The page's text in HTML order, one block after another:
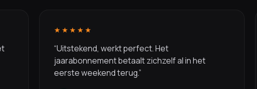
★★★★★
“Uitstekend, werkt perfect. Het
jaarabonnement betaalt zichzelf al in het
eerste weekend terug.”